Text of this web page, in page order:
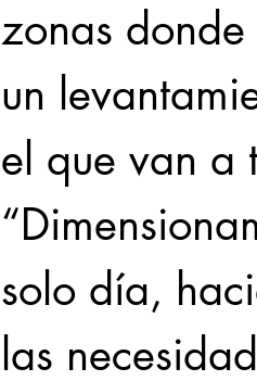
zonas
un
el que van a
solo día,
las